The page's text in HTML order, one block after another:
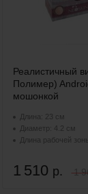
Реалистичный
Полимер)
мошонкой
Длина: 23 см
Диаметр: 4.2 см
Длина рабочей
1 510 р. 1